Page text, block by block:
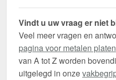
Vindt u uw vraag er niet
Veel meer vragen en
pagina voor metalen platen
van A tot Z worden
uitgelegd in onze